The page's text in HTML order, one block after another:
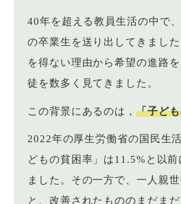
40年を超える教員生活の中で
の卒業生を送り出してきまし
を得ない理由から希望の進路
徒を数多く見てきました。
この背景にあるのは， 「子ど
2022年の厚生労働省の国民生
どもの貧困率」は11.5%と以
ました。その一方で、一人親
と、改善されたもののまだまだ